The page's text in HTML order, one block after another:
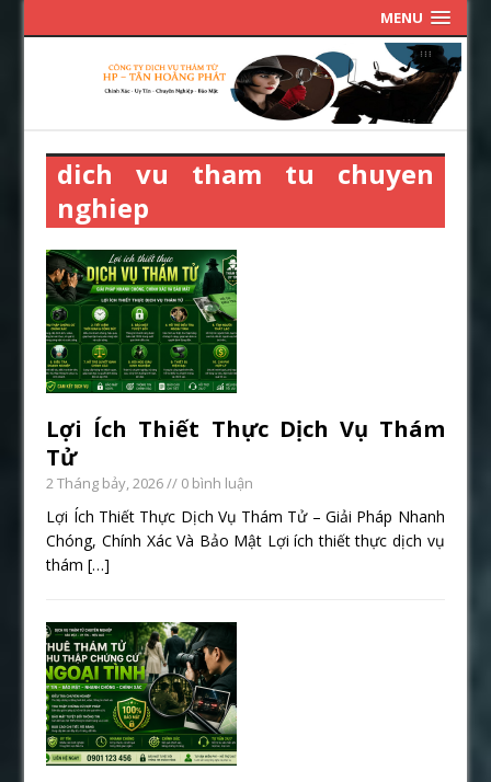
MENU
dich vu tham tu chuyen
nghiep
Lợi Ích Thiết Thực Dịch Vụ Thám
Tử
2 Tháng bảy, 2026// 0 bình luận
Lợi Ích Thiết Thực Dịch Vụ Thám Tử – Giải Pháp Nhanh
Chóng, Chính Xác Và Bảo Mật Lợi ích thiết thực dịch vụ
thám[…]